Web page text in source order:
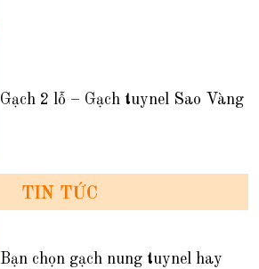
Gạch 2 lỗ – Gạch tuynel Sao Vàng
TIN TỨC
Bạn chọn gạch nung tuynel hay